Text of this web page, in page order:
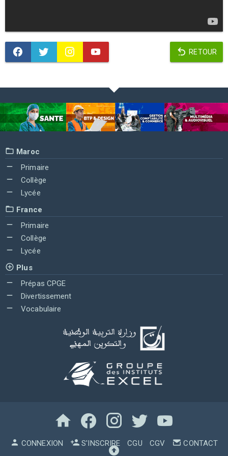
RETOUR
Maroc
Primaire
Collège
Lycée
France
Primaire
Collège
Lycée
Plus
Prépas CPGE
Divertissement
Vocabulaire
CONNEXION S'INSCRIRE CGU CGV CONTACT